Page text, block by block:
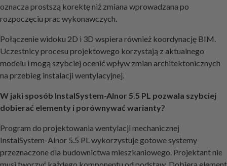
oznacza prostszą korektę niż zmiana wprowadzana po
rozpoczęciu prac wykonawczych.
Połączenie widoku 2D i 3D wspiera również koordynację BIM.
Uczestnicy procesu projektowego korzystają z aktualnego
modelu i mogą szybciej ocenić wpływ zmian architektonicznych
na przebieg instalacji wentylacyjnej.
W jaki sposób InstalSystem-Alnor 5.5 PL pozwala szybciej
dobierać elementy i porównywać warianty?
Program do projektowania wentylacji mechanicznej
InstalSystem-Alnor 5.5 PL wykorzystuje gotowe systemy
przeznaczone dla budownictwa mieszkaniowego. Projektant nie